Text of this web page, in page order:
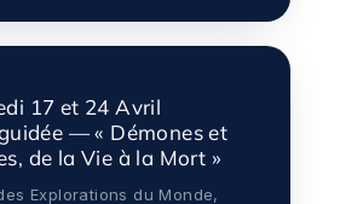
17 et 24 Avril
— « Démones et
de la Vie à la Mort »
Explorations du Monde,